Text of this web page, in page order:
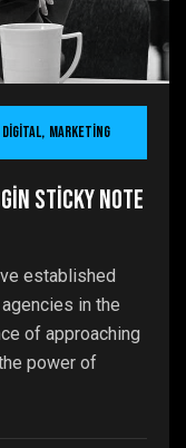
Digital, Marketing
sticky note
established
in the
of approaching
power of